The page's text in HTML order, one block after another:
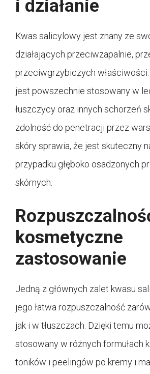
i działanie
Kwas salicylowy jest znany ze
działających przeciwzapalnie,
przeciwgrzybiczych
jest powszechnie stosowany w
łuszczycy oraz innych schorzeń
zdolność do penetracji przez
skóry sprawia, że jest skuteczny
przypadku głęboko osadzonych
skórnych.
kosmetyczne
zastosowanie
Jedną z głównych zalet kwasu
jego łatwa rozpuszczalność
jak i w tłuszczach. Dzięki temu
stosowany w różnych formułach
toników i peelingów po kremy i